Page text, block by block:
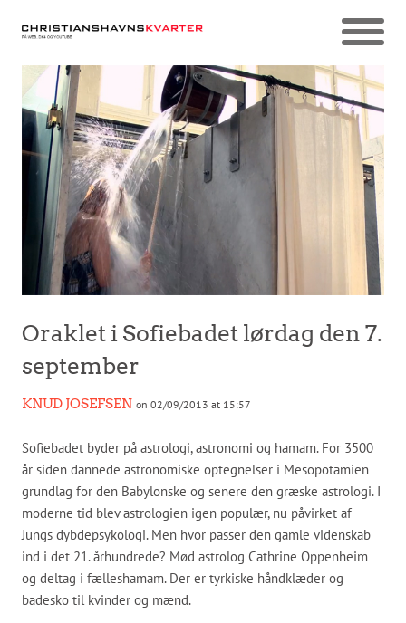
Oraklet i Sofiebadet lørdag den 7.
september
KNUD JOSEFSEN on 02/09/2013 at 15:57
Sofiebadet byder på astrologi, astronomi og hamam. For 3500
år siden dannede astronomiske optegnelser i Mesopotamien
grundlag for den Babylonske og senere den græske astrologi. I
moderne tid blev astrologien igen populær, nu påvirket af
Jungs dybdepsykologi. Men hvor passer den gamle videnskab
ind i det 21. århundrede? Mød astrolog Cathrine Oppenheim
og deltag i fælleshamam. Der er tyrkiske håndklæder og
badesko til kvinder og mænd.